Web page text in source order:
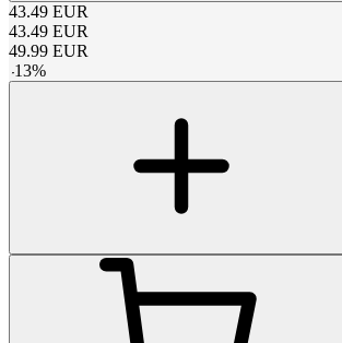
43.49 EUR
43.49 EUR
49.99 EUR
-13%